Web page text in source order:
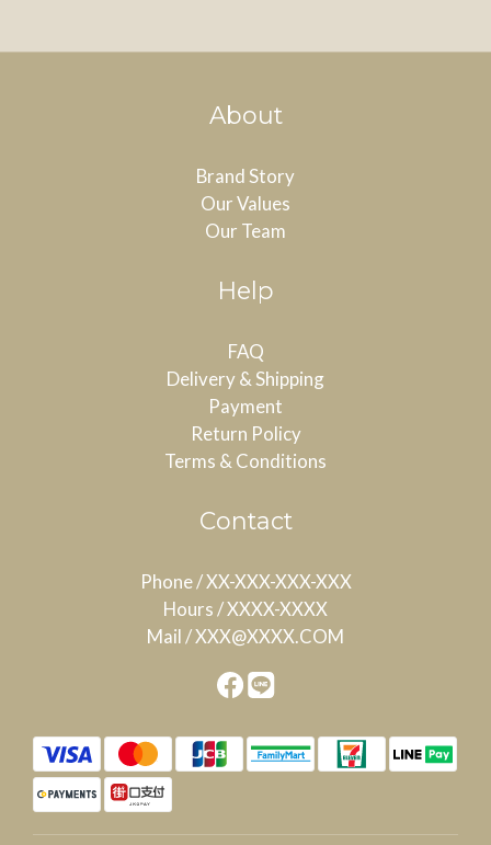
About
Brand Story
Our Values
Our Team
Help
FAQ
Delivery & Shipping
Payment
Return Policy
Terms & Conditions
Contact
Phone / XX-XXX-XXX-XXX
Hours / XXXX-XXXX
Mail / XXX@XXXX.COM